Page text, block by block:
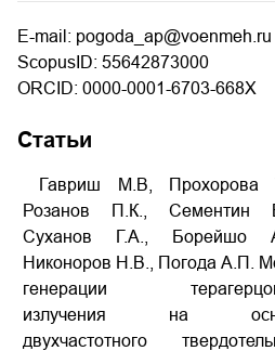
E-mail: pogoda_ap@voenmeh.ru
ScopusID: 55642873000
ORCID: 0000-0001-6703-668X
Статьи
Гавриш М.В, Прохорова
Розанов П.К., Сементин
Суханов Г.А., Борейшо
Никоноров Н.В., Погода А.П.
генерации
излучения на
двухчастотного